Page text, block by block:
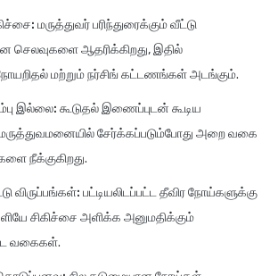
மருத்துவர் பரிந்துரைக்கும் வீட்டு
செலவுகளை ஆதரிக்கிறது, இதில்
மற்றும் நர்சிங் கட்டணங்கள் அடங்கும்.
இல்லை: கூடுதல் இணைப்புடன் கூடிய
மருத்துவமனையில் சேர்க்கப்படும்போது அறை வகை
நீக்குகிறது.
விருப்பங்கள்: பட்டியலிடப்பட்ட தீவிர நோய்களுக்கு
சிகிச்சை அளிக்க அனுமதிக்கும்
வகைகள்.